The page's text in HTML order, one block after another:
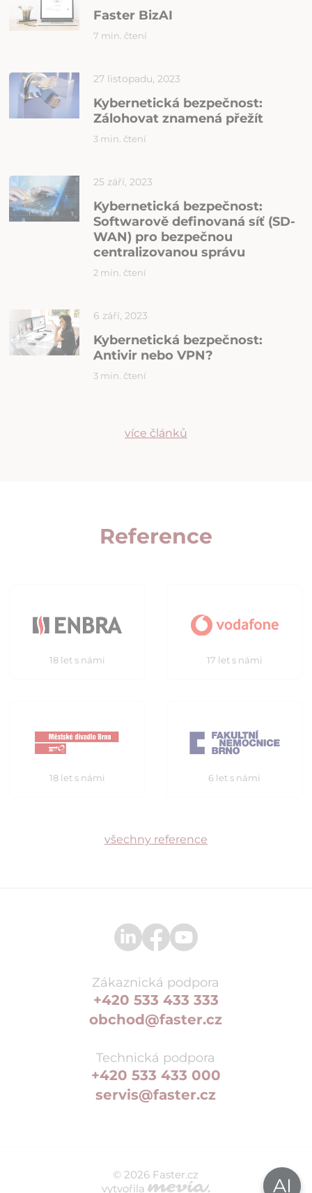
Faster BizAI
7 min. čtení
27 listopadu, 2023
Kybernetická bezpečnost:
Zálohovat znamená přežít
3 min. čtení
25 září, 2023
Kybernetická bezpečnost:
Softwarově definovaná síť (SD-
WAN) pro bezpečnou
centralizovanou správu
2 min. čtení
6 září, 2023
Kybernetická bezpečnost:
Antivir nebo VPN?
3 min. čtení
více článků
Reference
18 let s námi 17 let s námi
18 let s námi 6 let s námi
všechny reference
Zákaznická podpora
+420 533 433 333
obchod@faster.cz
Technická podpora
+420 533 433 000
servis@faster.cz
© 2026 Faster.cz
vytvořila
AI